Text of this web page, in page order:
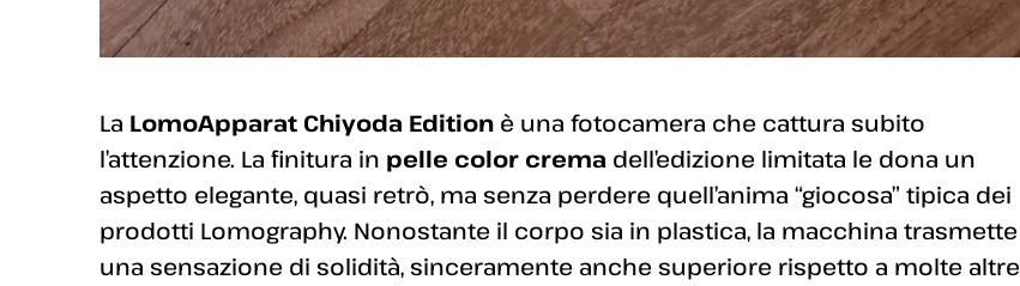
La LomoApparat Chiyoda Edition è una fotocamera che cattura subito
l’attenzione. La finitura in pelle color crema dell’edizione limitata le dona un
aspetto elegante, quasi retrò, ma senza perdere quell’anima “giocosa” tipica dei
prodotti Lomography. Nonostante il corpo sia in plastica, la macchina trasmette
una sensazione di solidità, sinceramente anche superiore rispetto a molte altre